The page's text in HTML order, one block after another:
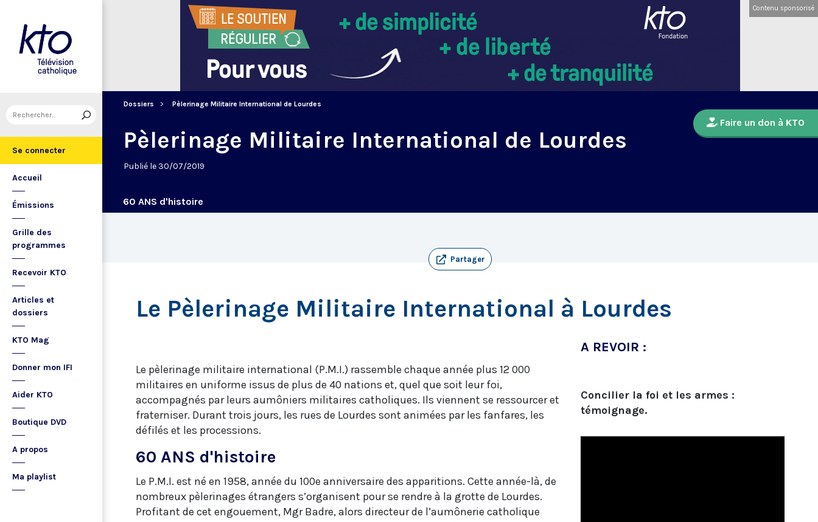
Se connecter
Accueil
Émissions
Grille des
programmes
Recevoir KTO
Articles et
dossiers
KTO Mag
Donner mon IFI
Aider KTO
Boutique DVD
A propos
Ma playlist
Contenu sponsorisé
Dossiers Pèlerinage Militaire International de Lourdes
Faire un don à KTO
Pèlerinage Militaire International de Lourdes
Publié le 30/07/2019
60 ANS d'histoire
Partager
Le Pèlerinage Militaire International à Lourdes
Le pèlerinage militaire international (P.M.I.) rassemble chaque année plus 12 000
militaires en uniforme issus de plus de 40 nations et, quel que soit leur foi,
accompagnés par leurs aumôniers militaires catholiques. Ils viennent se ressourcer et
fraterniser. Durant trois jours, les rues de Lourdes sont animées par les fanfares, les
défilés et les processions.
60 ANS d'histoire
Le P.M.I. est né en 1958, année du 100e anniversaire des apparitions. Cette année-là, de
nombreux pèlerinages étrangers s’organisent pour se rendre à la grotte de Lourdes.
Profitant de cet engouement, Mgr Badre, alors directeur de l’aumônerie catholique
A REVOIR :
Concilier la foi et les armes :
témoignage.